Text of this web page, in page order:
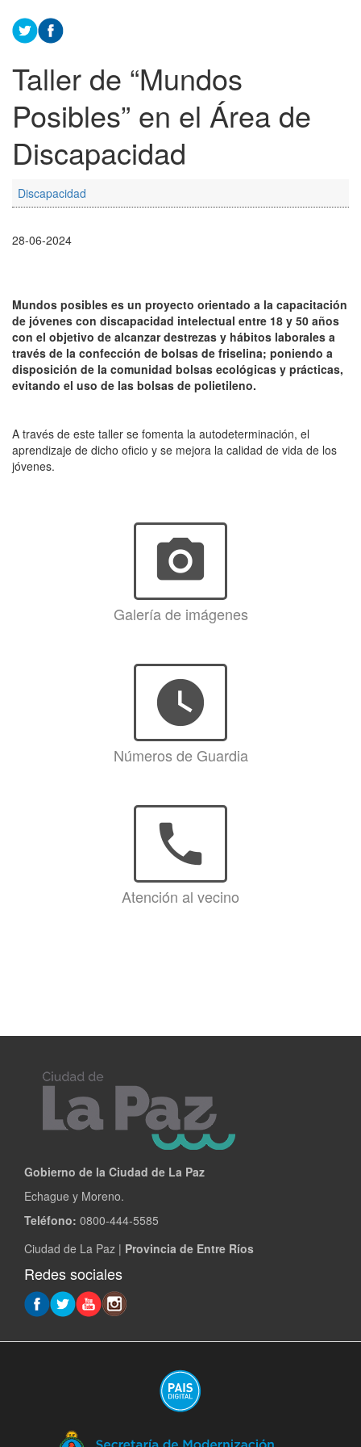
Taller de “Mundos
Posibles” en el Área de
Discapacidad
Discapacidad
28-06-2024
Mundos posibles es un proyecto orientado a la capacitación
de jóvenes con discapacidad intelectual entre 18 y 50 años
con el objetivo de alcanzar destrezas y hábitos laborales a
través de la confección de bolsas de friselina; poniendo a
disposición de la comunidad bolsas ecológicas y prácticas,
evitando el uso de las bolsas de polietileno.
A través de este taller se fomenta la autodeterminación, el
aprendizaje de dicho oficio y se mejora la calidad de vida de los
jóvenes.
photo_camera
Galería de imágenes
watch_later
Números de Guardia
phone
Atención al vecino
Gobierno de la Ciudad de La Paz
Echague y Moreno.
Teléfono: 0800-444-5585
Ciudad de La Paz | Provincia de Entre Ríos
Redes sociales